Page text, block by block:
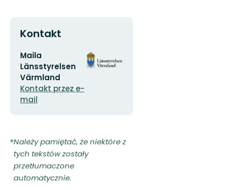
Kontakt
Adres
e-
mail
Maila
Länsstyrelsen
Värmland
Kontakt przez e-
mail
Logotyp
organizacji
Należy pamiętać, że niektóre z
tych tekstów zostały
przetłumaczone
automatycznie.